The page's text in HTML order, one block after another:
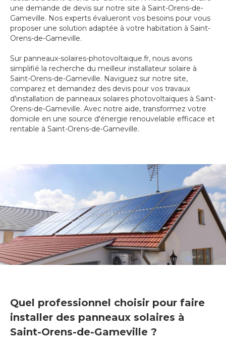
une demande de devis sur notre site à Saint-Orens-de-
Gameville. Nos experts évalueront vos besoins pour vous
proposer une solution adaptée à votre habitation à Saint-
Orens-de-Gameville.
Sur panneaux-solaires-photovoltaique.fr, nous avons
simplifié la recherche du meilleur installateur solaire à
Saint-Orens-de-Gameville. Naviguez sur notre site,
comparez et demandez des devis pour vos travaux
d'installation de panneaux solaires photovoltaïques à Saint-
Orens-de-Gameville. Avec notre aide, transformez votre
domicile en une source d'énergie renouvelable efficace et
rentable à Saint-Orens-de-Gameville.
Quel professionnel choisir pour faire
installer des panneaux solaires à
Saint-Orens-de-Gameville ?